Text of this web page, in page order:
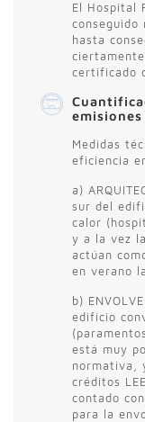
El Hospital
conseguido
hasta
certificado
emisiones
Medidas
eficiencia
a)
sur del
calor
y a la vez
actúan
en verano
b)
edificio
está muy
normativa,
créditos
contado
para la